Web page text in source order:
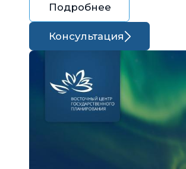
Подробнее
Консультация